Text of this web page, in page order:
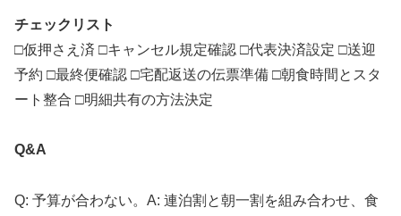
チェックリスト
□仮押さえ済 □キャンセル規定確認 □代表決済設定 □送迎
予約 □最終便確認 □宅配返送の伝票準備 □朝食時間とスタ
ート整合 □明細共有の方法決定
Q&A
Q: 予算が合わない。A: 連泊割と朝一割を組み合わせ、食